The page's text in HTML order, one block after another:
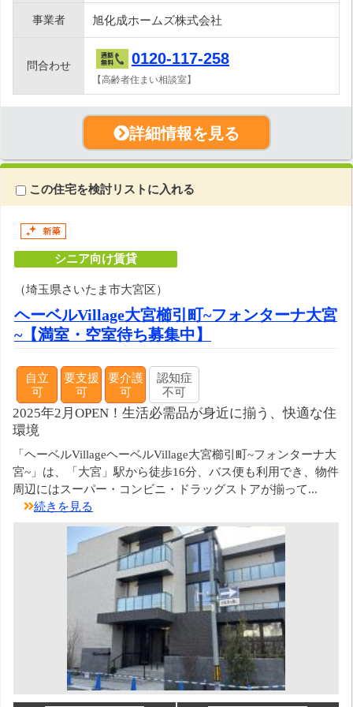
事業者 旭化成ホームズ株式会社
問合わせ 0120-117-258
【高齢者住まい相談室】
詳細情報を見る
この住宅を検討リストに入れる
シニア向け賃貸
（埼玉県さいたま市大宮区）
ヘーベルVillage大宮櫛引町~フォンターナ大宮
~【満室・空室待ち募集中】
自立
可
要支援
可
要介護
可
認知症
不可
2025年2月OPEN！生活必需品が身近に揃う、快適な住
環境
「ヘーベルVillageヘーベルVillage大宮櫛引町~フォンターナ大
宮~」は、「大宮」駅から徒歩16分、バス便も利用でき、物件
周辺にはスーパー・コンビニ・ドラッグストアが揃って...
続きを見る